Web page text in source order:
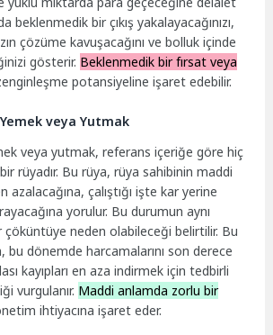
beklenmedik bir çıkış yakalayacağınızı,
çözüme kavuşacağını ve bolluk içinde
gösterir. Beklenmedik bir fırsat veya
potansiyeline işaret edebilir.
veya Yutmak
veya yutmak, referans içeriğe göre hiç
rüyadır. Bu rüya, rüya sahibinin maddi
azalacağına, çalıştığı işte kar yerine
yorulur. Bu durumun aynı
çöküntüye neden olabileceği belirtilir. Bu
bu dönemde harcamalarını son derece
kayıpları en aza indirmek için tedbirli
vurgulanır. Maddi anlamda zorlu bir
ihtiyacına işaret eder.